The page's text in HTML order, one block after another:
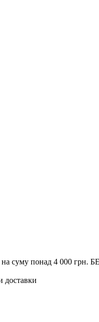
на суму понад 4 000
доставки